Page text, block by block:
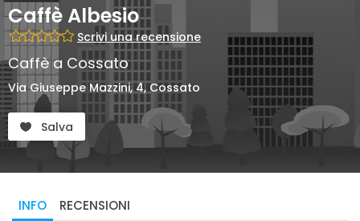
Caffè Albesio
Scrivi una recensione
Caffè a Cossato
Via Giuseppe Mazzini, 4, Cossato
Salva
INFO RECENSIONI